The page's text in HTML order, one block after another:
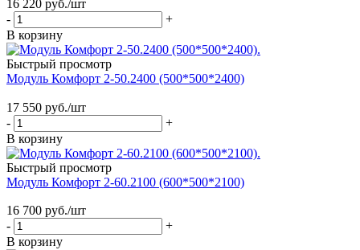
16 220 руб./шт
-
+
В корзину
Быстрый просмотр
Модуль Комфорт 2-50.2400 (500*500*2400)
17 550 руб./шт
-
+
В корзину
Быстрый просмотр
Модуль Комфорт 2-60.2100 (600*500*2100)
16 700 руб./шт
-
+
В корзину